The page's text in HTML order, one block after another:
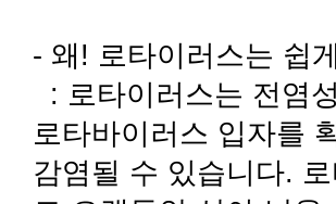
- 왜! 로타이러스는 쉽
: 로타이러스는 전염
로타바이러스 입자를
감염될 수 있습니다.